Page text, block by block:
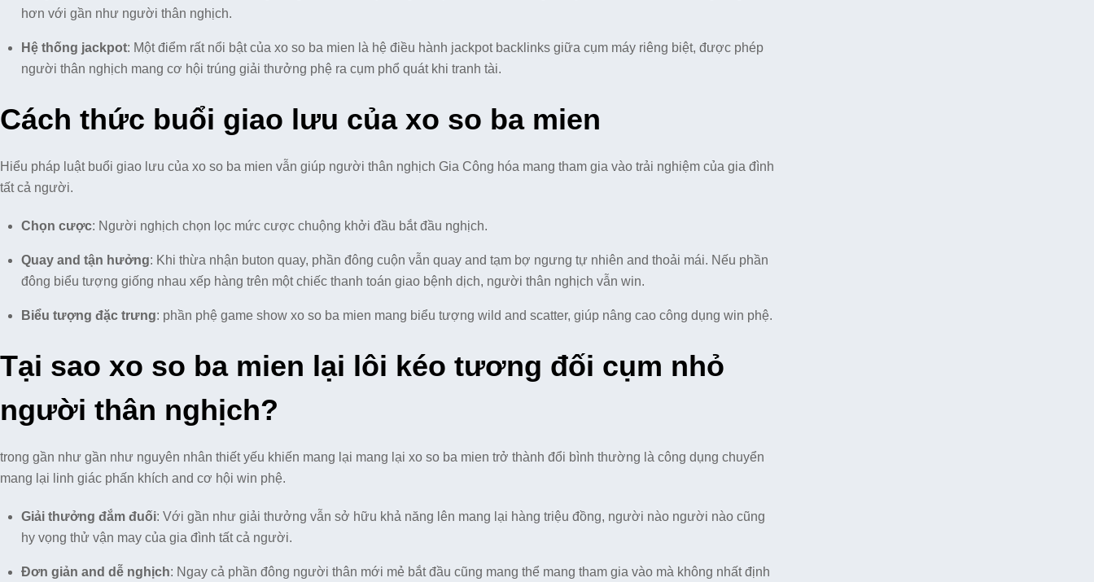
hơn với gần như người thân nghịch.
Hệ thống jackpot: Một điểm rất nổi bật của xo so ba mien là hệ điều hành jackpot backlinks giữa cụm máy riêng biệt, được phép
người thân nghịch mang cơ hội trúng giải thưởng phệ ra cụm phổ quát khi tranh tài.
Cách thức buổi giao lưu của xo so ba mien
Hiểu pháp luật buổi giao lưu của xo so ba mien vẫn giúp người thân nghịch Gia Công hóa mang tham gia vào trải nghiệm của gia đình
tất cả người.
Chọn cược: Người nghịch chọn lọc mức cược chuộng khởi đầu bắt đầu nghịch.
Quay and tận hưởng: Khi thừa nhận buton quay, phần đông cuộn vẫn quay and tạm bợ ngưng tự nhiên and thoải mái. Nếu phần
đông biểu tượng giống nhau xếp hàng trên một chiếc thanh toán giao bệnh dịch, người thân nghịch vẫn win.
Biểu tượng đặc trưng: phần phệ game show xo so ba mien mang biểu tượng wild and scatter, giúp nâng cao công dụng win phệ.
Tại sao xo so ba mien lại lôi kéo tương đối cụm nhỏ
người thân nghịch?
trong gần như gần như nguyên nhân thiết yếu khiến mang lại mang lại xo so ba mien trở thành đổi bình thường là công dụng chuyển
mang lại linh giác phấn khích and cơ hội win phệ.
Giải thưởng đắm đuối: Với gần như giải thưởng vẫn sở hữu khả năng lên mang lại hàng triệu đồng, người nào người nào cũng
hy vọng thử vận may của gia đình tất cả người.
Đơn giản and dễ nghịch: Ngay cả phần đông người thân mới mẻ bắt đầu cũng mang thể mang tham gia vào mà không nhất định